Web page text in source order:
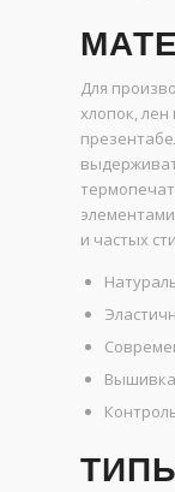
Для
хлопок,
и частых